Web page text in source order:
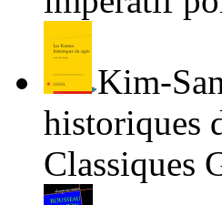
Kim-
historiques
Classiques